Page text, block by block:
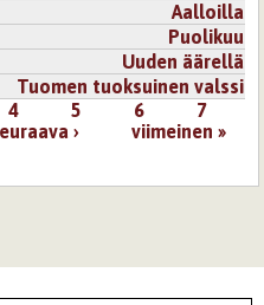
Aalloilla
Puolikuu
Uuden äärellä
Tuomen tuoksuinen valssi
4 5 6
7
› viimeinen »